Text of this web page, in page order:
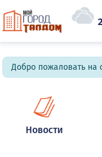
Добро пожаловать на
Новости